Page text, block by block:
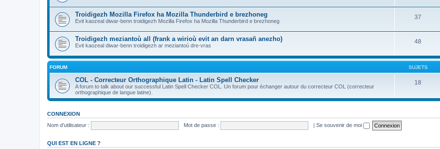
Troidigezh Mozilla Firefox ha Mozilla Thunderbird e brezhoneg
Evit kaozeal diwar-benn troidigezh Mozilla Firefox ha Mozilla Thunderbird e brezhoneg
37
Troidigezh meziantoù all (frank a wirioù evit an darn vrasañ anezho)
Evit kaozeal diwar-benn troidigezh ar meziantoù dre-vras
48
FORUM SUJETS
COL - Correcteur Orthographique Latin - Latin Spell Checker
A forum to talk about our successful Latin Spell Checker COL. Un forum pour échanger autour du correcteur COL (correcteur
orthographique de langue latine).
18
CONNEXION
Nom d’utilisateur :
Mot de passe : | Se souvenir de moi
QUI EST EN LIGNE ?